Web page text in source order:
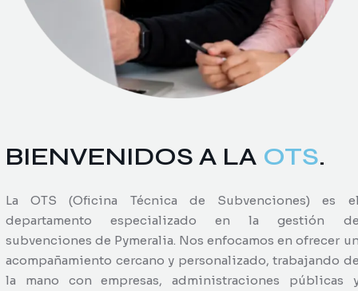
BIENVENIDOS A LA OTS.
La OTS (Oficina Técnica de Subvenciones) es
departamento especializado en la gestión
subvenciones de Pymeralia. Nos enfocamos en ofrecer
acompañamiento cercano y personalizado, trabajando
la mano con empresas, administraciones públicas